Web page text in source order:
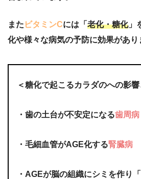
また ビタミンCには「 老化・糖化」
化や様々な病気の予防に効果があり
＜糖化で起こるカラダのへの影響
・歯の土台が不安定になる歯周病
・毛細血管がAGE化する腎臓病
・AGEが脳の組織にシミを作り「